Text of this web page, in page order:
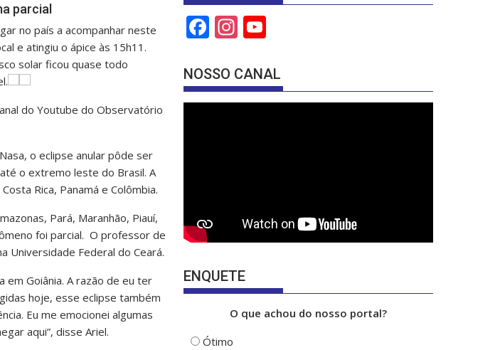
parcial
no país a acompanhar neste
e atingiu o ápice às 15h11.
solar ficou quase todo
do Youtube do Observatório
o eclipse anular pôde ser
o extremo leste do Brasil. A
Rica, Panamá e Colômbia.
Pará, Maranhão, Piauí,
foi parcial. O professor de
Universidade Federal do Ceará.
em Goiânia. A razão de eu ter
hoje, esse eclipse também
Eu me emocionei algumas
aqui”, disse Ariel.
F
ac
e
b
In
st
a
gr
u
T
NOSSO CANAL
ENQUETE
O que achou do nosso portal?
Ótimo